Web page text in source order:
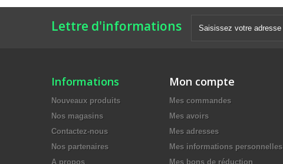
Lettre d'informations
Informations
Nouveaux produits
Nos magasins
Contactez-nous
Nos partenaires
A propos
Mon compte
Mes commandes
Mes avoirs
Mes adresses
Mes informations personnelles
Mes bons de réduction